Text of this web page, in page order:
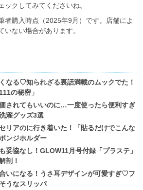
ックしてみてくださいね。
者購入時点（2025年9月）です。店舗によ
いない場合があります。
なる♡知られざる裏話満載のムックでた！
の秘密」
されてもいいのに…一度使ったら便利すぎ
濯グッズ3選
リアのに行き着いた！「貼るだけでこんな
ンジホルダー
妥協なし！GLOW11月号付録「プラステ」
剖！
いになる！うさ耳デザインが可愛すぎ♡フ
うなスリッパ